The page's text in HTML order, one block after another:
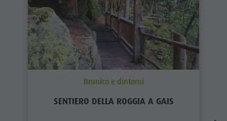
Brunico e dintorni
SENTIERO DELLA ROGGIA A GAIS